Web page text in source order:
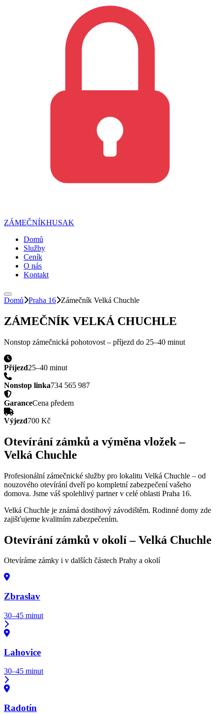
ZÁMEČNÍKHUSAK
Domů
Služby
Ceník
O nás
Kontakt
Domů Praha 16 Zámečník Velká Chuchle
ZÁMEČNÍK VELKÁ CHUCHLE
Nonstop zámečnická pohotovost – příjezd do 25–40 minut
Příjezd25–40 minut
Nonstop linka734 565 987
GaranceCena předem
Výjezd700 Kč
Otevírání zámků a výměna vložek –
Velká Chuchle
Profesionální zámečnické služby pro lokalitu Velká Chuchle – od
nouzového otevírání dveří po kompletní zabezpečení vašeho
domova. Jsme váš spolehlivý partner v celé oblasti Praha 16.
Velká Chuchle je známá dostihový závodištěm. Rodinné domy zde
zajišťujeme kvalitním zabezpečením.
Otevírání zámků v okolí –Velká Chuchle
Otevíráme zámky i v dalších částech Prahy a okolí
Zbraslav
30–45 minut
Lahovice
30–45 minut
Radotín